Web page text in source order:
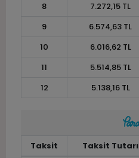
8
7.272,15 TL
9
6.574,63 TL
10
6.016,62 TL
11
5.514,85 TL
12
5.138,16 TL
Taksit Taksit Tutarı